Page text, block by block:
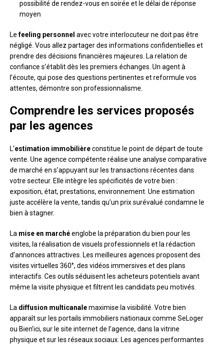
possibilité de rendez-vous en soirée et le délai de réponse
moyen
Lefeeling personnel avec votre interlocuteur ne doit pas être
négligé. Vous allez partager des informations confidentielles et
prendre des décisions financières majeures. La relation de
confiance s’établit dès les premiers échanges. Un agent à
l’écoute, qui pose des questions pertinentes et reformule vos
attentes, démontre son professionnalisme.
Comprendre les services proposés
par les agences
L’estimation immobilièreconstitue le point de départ de toute
vente. Une agence compétente réalise une analyse comparative
de marché en s’appuyant sur les transactions récentes dans
votre secteur. Elle intègre les spécificités de votre bien :
exposition, état, prestations, environnement. Une estimation
juste accélère la vente, tandis qu’un prix surévalué condamne le
bien à stagner.
La mise en marchéenglobe la préparation du bien pour les
visites, la réalisation de visuels professionnels et la rédaction
d’annonces attractives. Les meilleures agences proposent des
visites virtuelles 360°, des vidéos immersives et des plans
interactifs. Ces outils séduisent les acheteurs potentiels avant
même la visite physique et filtrent les candidats peu motivés.
La diffusion multicanalemaximise la visibilité. Votre bien
apparaît sur les portails immobiliers nationaux comme SeLoger
ou Bien’ici, sur le site internet de l’agence, dans la vitrine
physique et sur les réseaux sociaux. Les agences performantes